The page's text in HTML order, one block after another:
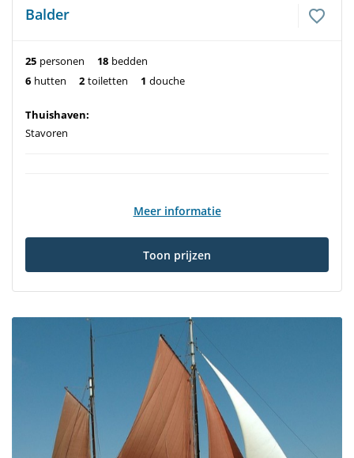
Balder
25 personen 18 bedden
6 hutten 2 toiletten 1 douche
Thuishaven:
Stavoren
Meer informatie
Toon prijzen